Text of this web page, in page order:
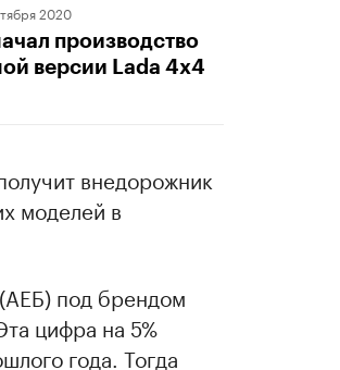
2020
производство
версии Lada 4x4
внедорожник
моделей в
под брендом
цифра на 5%
года. Тогда